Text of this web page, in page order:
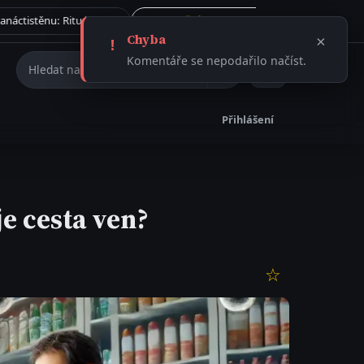
Tajemství římského dvanáctistěnu: Rituální artefakt, nebo ničivá munice? 31.7. 2026ČLÁNEK Vše →
Hledat na webu
Přihlášení
cesta ven?
☆
! Chyba
Komentáře se nepodařilo načíst.
×